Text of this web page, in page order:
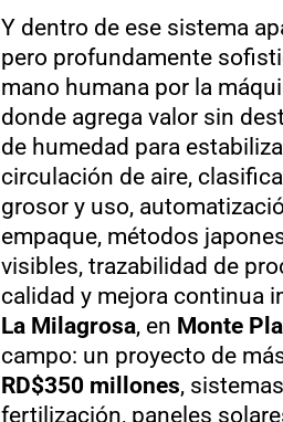
Y dentro de ese sistema
pero profundamente
mano humana por la
donde agrega valor sin
de humedad para
circulación de aire,
grosor y uso,
empaque, métodos
visibles, trazabilidad de
calidad y mejora continua
La Milagrosa, en Monte
campo: un proyecto de
RD$350 millones,
fertilización, paneles